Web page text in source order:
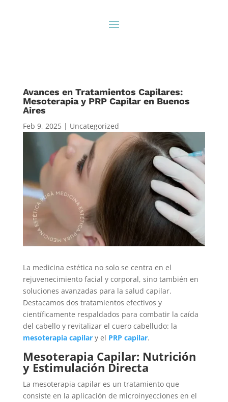
Avances en Tratamientos Capilares:
Mesoterapia y PRP Capilar en Buenos
Aires
Feb 9, 2025| Uncategorized
La medicina estética no solo se centra en el
rejuvenecimiento facial y corporal, sino también en
soluciones avanzadas para la salud capilar.
Destacamos dos tratamientos efectivos y
científicamente respaldados para combatir la caída
del cabello y revitalizar el cuero cabelludo: la
mesoterapia capilary el PRP capilar.
Mesoterapia Capilar: Nutrición
y Estimulación Directa
La mesoterapia capilar es un tratamiento que
consiste en la aplicación de microinyecciones en el